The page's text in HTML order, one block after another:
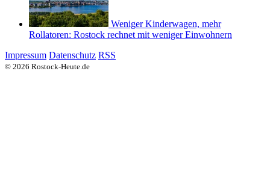
Weniger Kinderwagen, mehr
Rollatoren: Rostock rechnet mit weniger Einwohnern
Impressum Datenschutz RSS
© 2026 Rostock-Heute.de